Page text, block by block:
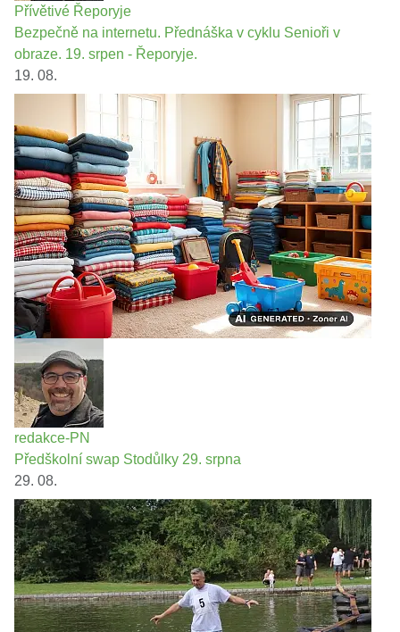
Přívětivé Řeporyje
Bezpečně na internetu. Přednáška v cyklu Senioři v
obraze. 19. srpen - Řeporyje.
19. 08.
redakce-PN
Předškolní swap Stodůlky 29. srpna
29. 08.